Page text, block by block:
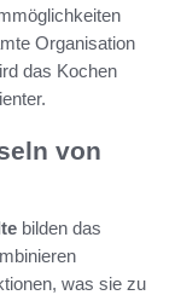
Organisation
das Kochen
von
bilden das
was sie zu